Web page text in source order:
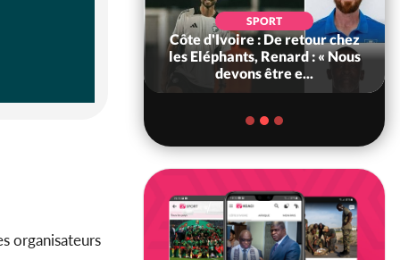
organisateurs
SPORT
Côte d'Ivoire : De retour chez
les Eléphants, Renard : « Nous
devons être e...